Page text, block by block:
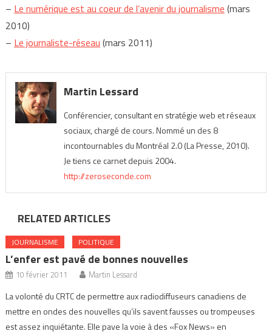
– Le numérique est au coeur de l’avenir du journalisme (mars
2010)
– Le journaliste-réseau (mars 2011)
Martin Lessard
Conférencier, consultant en stratégie web et réseaux
sociaux, chargé de cours. Nommé un des 8
incontournables du Montréal 2.0 (La Presse, 2010).
Je tiens ce carnet depuis 2004.
http://zeroseconde.com
RELATED ARTICLES
JOURNALISME POLITIQUE
L’enfer est pavé de bonnes nouvelles
10 février 2011 Martin Lessard
La volonté du CRTC de permettre aux radiodiffuseurs canadiens de
mettre en ondes des nouvelles qu’ils savent fausses ou trompeuses
est assez inquiétante. Elle pave la voie à des «Fox News» en